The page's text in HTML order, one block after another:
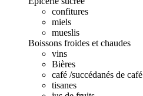
confitures
miels
mueslis
Boissons froides et chaudes
vins
Bières
café /succédanés de café
tisanes